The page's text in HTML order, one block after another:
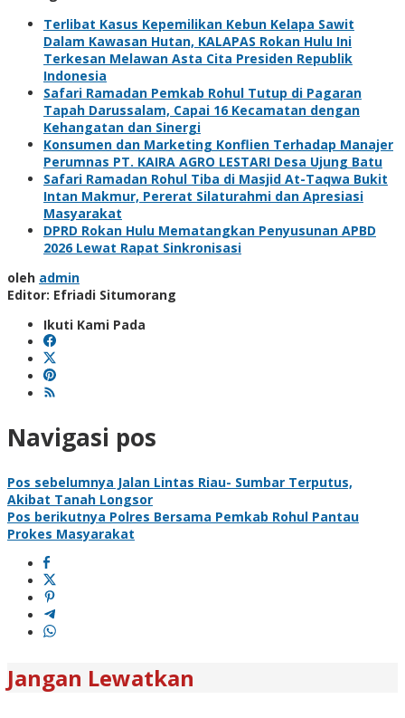
Terlibat Kasus Kepemilikan Kebun Kelapa Sawit
Dalam Kawasan Hutan, KALAPAS Rokan Hulu Ini
Terkesan Melawan Asta Cita Presiden Republik
Indonesia
Safari Ramadan Pemkab Rohul Tutup di Pagaran
Tapah Darussalam, Capai 16 Kecamatan dengan
Kehangatan dan Sinergi
Konsumen dan Marketing Konflien Terhadap Manajer
Perumnas PT. KAIRA AGRO LESTARI Desa Ujung Batu
Safari Ramadan Rohul Tiba di Masjid At-Taqwa Bukit
Intan Makmur, Pererat Silaturahmi dan Apresiasi
Masyarakat
DPRD Rokan Hulu Mematangkan Penyusunan APBD
2026 Lewat Rapat Sinkronisasi
oleh admin
Editor: Efriadi Situmorang
Ikuti Kami Pada
Navigasi pos
Pos sebelumnya Jalan Lintas Riau- Sumbar Terputus,
Akibat Tanah Longsor
Pos berikutnya Polres Bersama Pemkab Rohul Pantau
Prokes Masyarakat
Jangan Lewatkan